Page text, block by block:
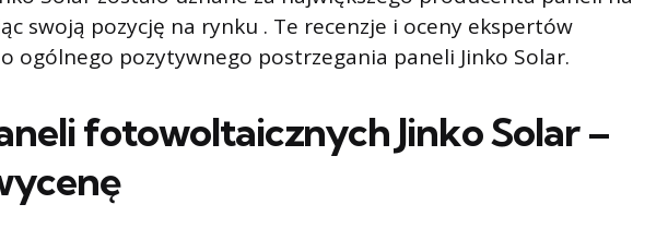
swoją pozycję na rynku . Te recenzje i oceny ekspertów
ogólnego pozytywnego postrzegania paneli Jinko Solar.
fotowoltaicznych Jinko Solar –